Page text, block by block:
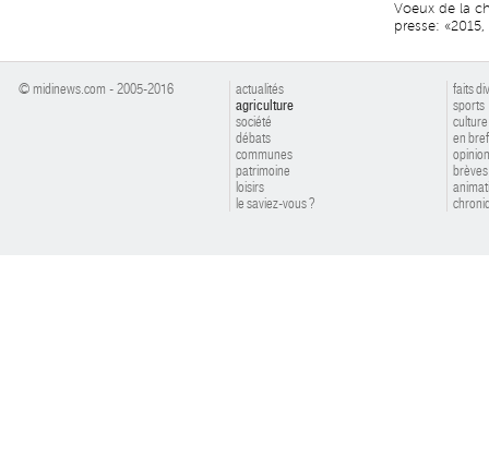
Voeux de la
presse:
© midinews.com - 2005-2016
actualités
agriculture
société
débats
communes
patrimoine
loisirs
le saviez-vous ?
faits
sports
culture
en bref
brèves